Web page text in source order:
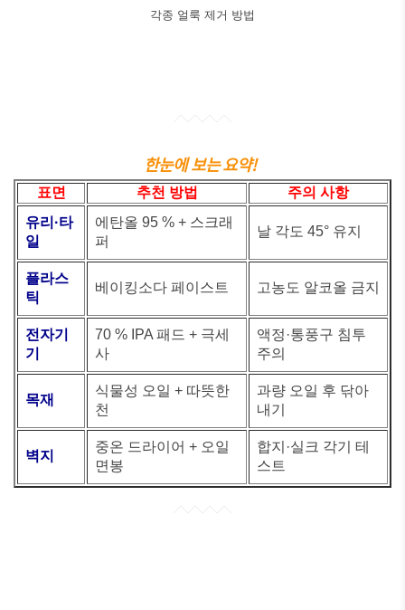
각종 얼룩 제거 방법
한눈에 보는 요약!
표면 추천 방법
주의 사항
유리·타
일
에탄올 95 % + 스크래
퍼
날 각도 45° 유지
플라스
틱
베이킹소다 페이스트 고농도 알코올 금지
전자기
기
70 % IPA 패드 + 극세
사
액정·통풍구 침투
주의
목재
식물성 오일 + 따뜻한
천
과량 오일 후 닦아
내기
벽지
중온 드라이어 + 오일
면봉
합지·실크 각기 테
스트